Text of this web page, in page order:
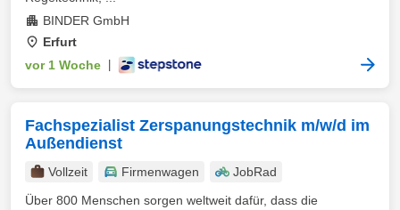
BINDER GmbH
Erfurt
vor 1 Woche
Fachspezialist Zerspanungstechnik m/w/d im
Außendienst
Vollzeit Firmenwagen
JobRad
Über 800 Menschen sorgen weltweit dafür, dass die